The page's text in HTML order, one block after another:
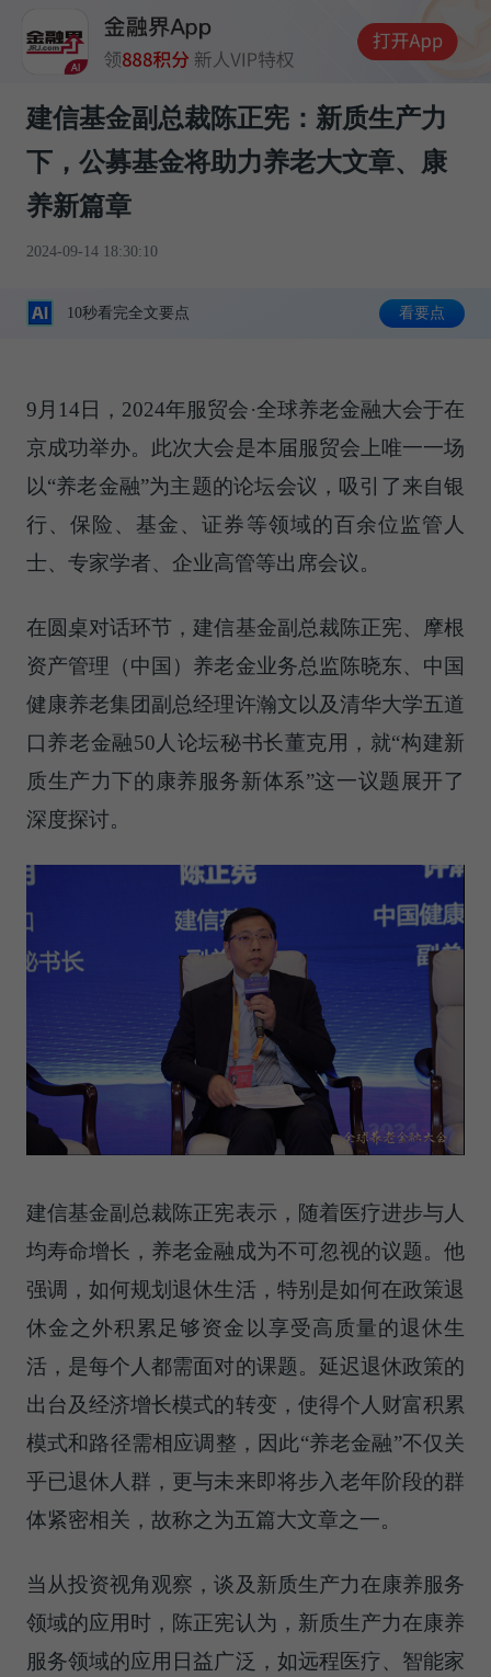
建信基金副总裁陈正宪：新质生产力
下，公募基金将助力养老大文章、康
养新篇章
2024-09-14 18:30:10
10秒看完全文要点 看要点
9月14日，2024年服贸会·全球养老金融大会于在
京成功举办。此次大会是本届服贸会上唯一一场
以“养老金融”为主题的论坛会议，吸引了来自银
行、保险、基金、证券等领域的百余位监管人
士、专家学者、企业高管等出席会议。
在圆桌对话环节，建信基金副总裁陈正宪、摩根
资产管理（中国）养老金业务总监陈晓东、中国
健康养老集团副总经理许瀚文以及清华大学五道
口养老金融50人论坛秘书长董克用，就“构建新
质生产力下的康养服务新体系”这一议题展开了
深度探讨。
建信基金副总裁陈正宪表示，随着医疗进步与人
均寿命增长，养老金融成为不可忽视的议题。他
强调，如何规划退休生活，特别是如何在政策退
休金之外积累足够资金以享受高质量的退休生
活，是每个人都需面对的课题。延迟退休政策的
出台及经济增长模式的转变，使得个人财富积累
模式和路径需相应调整，因此“养老金融”不仅关
乎已退休人群，更与未来即将步入老年阶段的群
体紧密相关，故称之为五篇大文章之一。
当从投资视角观察，谈及新质生产力在康养服务
领域的应用时，陈正宪认为，新质生产力在康养
服务领域的应用日益广泛，如远程医疗、智能家